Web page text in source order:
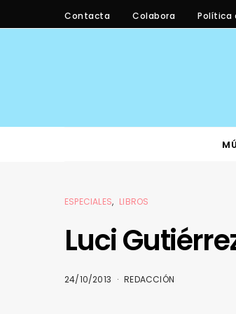
Contacta Colabora Política
ESPECIALES LIBROS
Luci
24/10/2013 REDACCIÓN